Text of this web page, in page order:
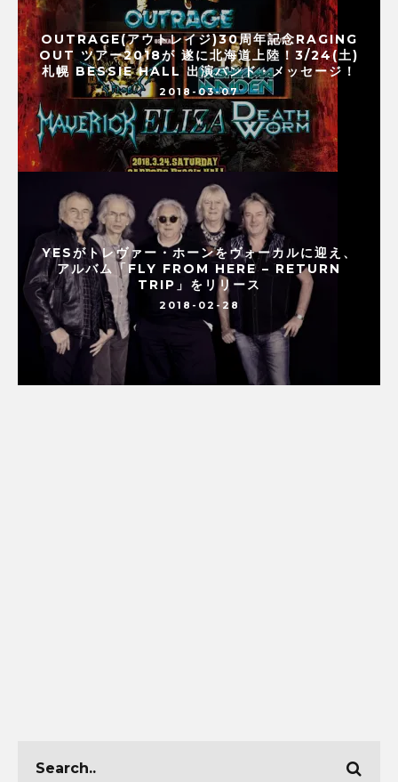
OUTRAGE(アウトレイジ)30周年記念RAGING
OUT ツアー2018が 遂に北海道上陸！3/24(土)
札幌 BESSIE HALL 出演バンド・メッセージ！
2018-03-07
YESがトレヴァー・ホーンをヴォーカルに迎え、
アルバム「FLY FROM HERE – RETURN
TRIP」をリリース
2018-02-28